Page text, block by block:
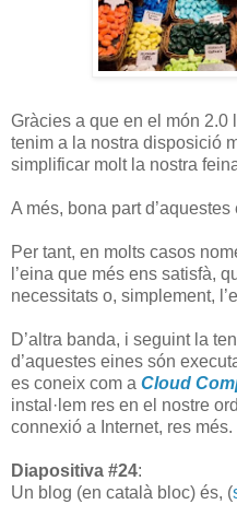
Gràcies a que en el món 2.0
tenim a la nostra disposició
simplificar molt la nostra
A més, bona part
Per tant, en molts casos
l’eina que més ens satisfà,
necessitats o, simplement,
D’altra banda, i seguint la
d’aquestes eines són
es coneix com a Cloud
instal·lem res en el nostre
connexió a Internet, res més.
Diapositiva #24:
Un blog (en català bloc) és, (